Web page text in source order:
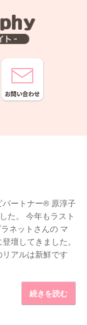
ートナー® 原淳子
た。 今年もラスト
ネットさんの マ
壇してきました。
アルは新鮮です
続きを読む